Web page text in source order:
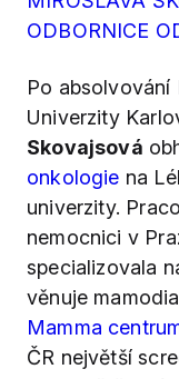
ODBORNICE
Po
Univerzity
Skovajsová
onkologie na
univerzity.
nemocnici v
specializovala
věnuje
Mamma
ČR největší